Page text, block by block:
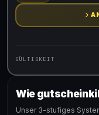
GÜLTIGKEIT
Gültig für
Wie
Unser 3-stufiges